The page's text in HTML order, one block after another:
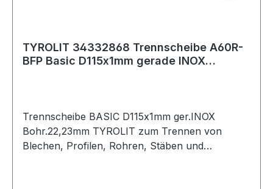
TYROLIT 34332868 Trennscheibe A60R-
BFP Basic D115x1mm gerade INOX
Trennscheibe BASIC D115x1mm ger.INOX
Bohr.22,23mm TYROLIT zum Trennen von
Blechen, Profilen, Rohren, Stäben und